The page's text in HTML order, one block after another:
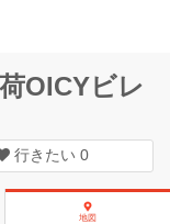
OICYビレ
行きたい 0
地図